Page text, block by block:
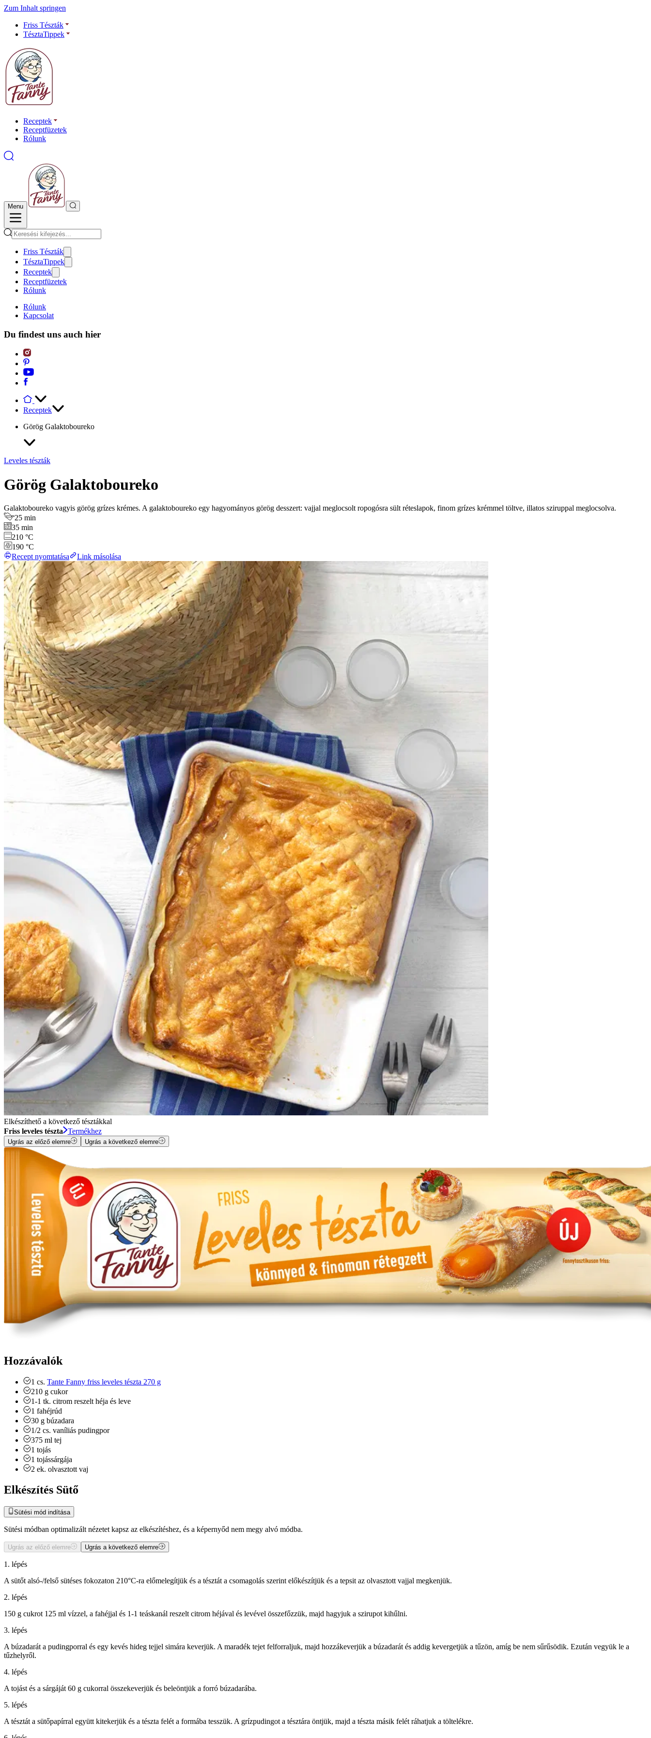
Zum Inhalt springen
Friss Tészták
TésztaTippek
Receptek
Receptfüzetek
Rólunk
Menu
Friss Tészták
TésztaTippek
Receptek
Receptfüzetek
Rólunk
Rólunk
Kapcsolat
Du findest uns auch hier
Receptek
Görög Galaktoboureko
Leveles tészták
Görög Galaktoboureko
Galaktoboureko vagyis görög grízes krémes. A galaktoboureko egy hagyományos görög desszert: vajjal meglocsolt ropogósra sült réteslapok, finom grízes krémmel töltve, illatos sziruppal meglocsolva.
25 min
35 min
210 °C
190 °C
Recept nyomtatása
Link másolása
Elkészíthető a következő tésztákkal
Friss leveles tészta
Termékhez
Ugrás az előző elemre Ugrás a következő elemre
Hozzávalók
1 cs. Tante Fanny friss leveles tészta 270 g
210 g cukor
1-1 tk. citrom reszelt héja és leve
1 fahéjrúd
30 g búzadara
1/2 cs. vaníliás pudingpor
375 ml tej
1 tojás
1 tojássárgája
2 ek. olvasztott vaj
Elkészítés Sütő
Sütési mód indítása
Sütési módban optimalizált nézetet kapsz az elkészítéshez, és a képernyőd nem megy alvó módba.
Ugrás az előző elemre Ugrás a következő elemre
1. lépés
A sütőt alsó-/felső sütéses fokozaton 210°C-ra előmelegítjük és a tésztát a csomagolás szerint előkészítjük és a tepsit az olvasztott vajjal megkenjük.
2. lépés
150 g cukrot 125 ml vízzel, a fahéjjal és 1-1 teáskanál reszelt citrom héjával és levével összefőzzük, majd hagyjuk a szirupot kihűlni.
3. lépés
A búzadarát a pudingporral és egy kevés hideg tejjel simára keverjük. A maradék tejet felforraljuk, majd hozzákeverjük a búzadarát és addig kevergetjük a tűzön, amíg be nem sűrűsödik. Ezután vegyük le a
tűzhelyről.
4. lépés
A tojást és a sárgáját 60 g cukorral összekeverjük és beleöntjük a forró búzadarába.
5. lépés
A tésztát a sütőpapírral együtt kitekerjük és a tészta felét a formába tesszük. A grízpudingot a tésztára öntjük, majd a tészta másik felét ráhatjuk a töltelékre.